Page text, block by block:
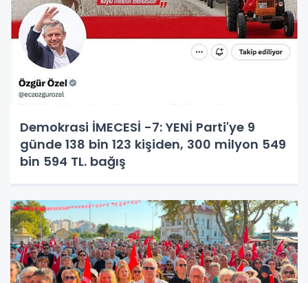
Demokrasi İMECESİ -7: YENİ Parti'ye 9
günde 138 bin 123 kişiden, 300 milyon 549
bin 594 TL. bağış